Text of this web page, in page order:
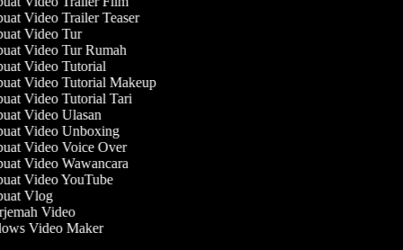
Video Trailer Teaser
Video Tur
Video Tur Rumah
Video Tutorial
Video Tutorial Makeup
Video Tutorial Tari
Video Ulasan
Video Unboxing
Video Voice Over
Video Wawancara
Video YouTube
Vlog
Video
Video Maker